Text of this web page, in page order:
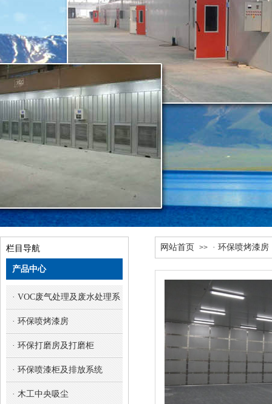
网站首页 >> · 环保喷烤漆房
· VOC废气处理及废水处理系统
· 环保喷烤漆房
· 环保打磨房及打磨柜
· 环保喷漆柜及排放系统
· 木工中央吸尘
产品中心
栏目导航